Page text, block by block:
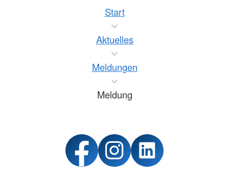
Start
Aktuelles
Meldungen
Meldung